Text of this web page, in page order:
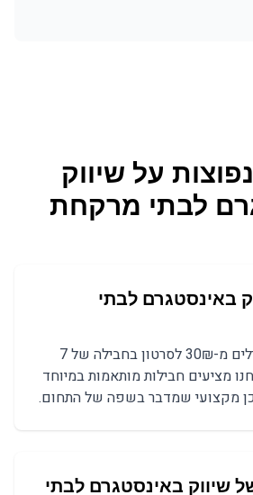
על שיווק
לבתי מרקחת
באינסטגרם לבתי
המחירים שלנו מתחילים מ-30₪ לסרטון בחבילה של 7
מציעים חבילות מותאמות במיוחד
מקצועי שמדבר בשפה של התחום.
שיווק באינסטגרם לבתי